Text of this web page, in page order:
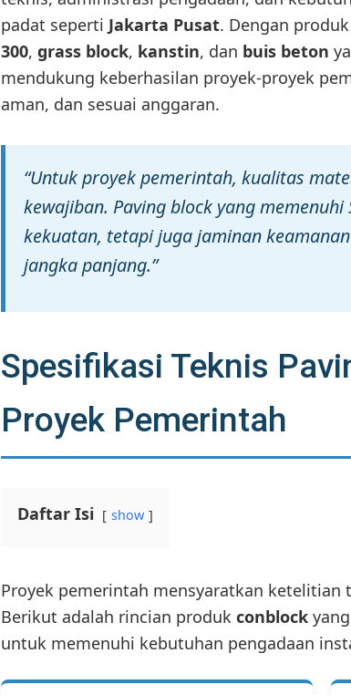
padat seperti Jakarta Pusat. Dengan produk
300,grass block, kanstin, dan buis beton
mendukung keberhasilan proyek-proyek
aman, dan sesuai anggaran.
“Untuk proyek pemerintah, kualitas
kewajiban. Paving block yang
kekuatan, tetapi juga jaminan
jangka panjang.”
Spesifikasi Teknis
Proyek Pemerintah
Daftar Isi show
Proyek pemerintah mensyaratkan
Berikut adalah rincian produkconblock
untuk memenuhi kebutuhan pengadaan